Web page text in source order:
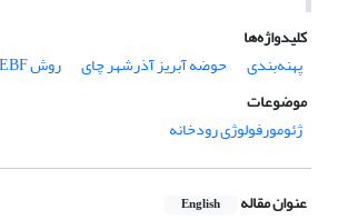
کلیدواژه‌ها
پهنه‌بندی
حوضه آبریز آذرشهر چای روش EBF
موضوعات
ژئومورفولوژی رودخانه
عنوان مقاله English